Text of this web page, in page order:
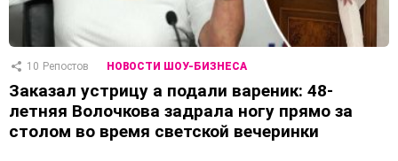
10 Репостов НОВОСТИ ШОУ-БИЗНЕСА
Заказал устрицу а подали вареник: 48-
летняя Волочкова задрала ногу прямо за
столом во время светской вечеринки